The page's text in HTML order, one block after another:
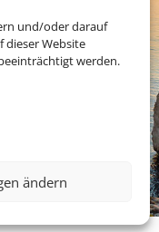
und/oder darauf
dieser Website
werden.
ändern